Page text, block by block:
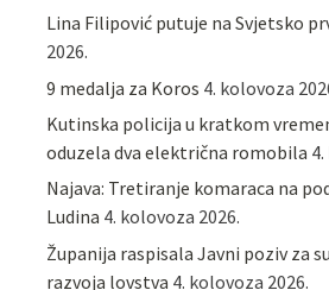
Lina Filipović putuje na Svjetsko
2026.
9 medalja za Koros 4. kolovoza
Kutinska policija u kratkom
oduzela dva električna romobila
Najava: Tretiranje komaraca na
Ludina 4. kolovoza 2026.
Županija raspisala Javni poziv za
razvoja lovstva 4. kolovoza 2026.